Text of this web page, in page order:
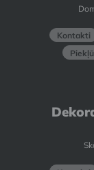
Kontakti